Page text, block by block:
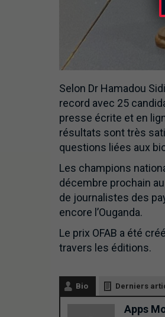
Selon Dr Hamadou
record avec 25
presse écrite et en
résultats sont très
questions liées aux
Les champions
décembre prochain
de journalistes des
encore l’Ouganda.
Le prix OFAB a été
travers les éditions.
Bio Derniers
Apps